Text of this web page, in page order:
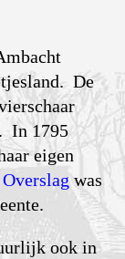
De
In 1795
eigen
Overslag was
ook in